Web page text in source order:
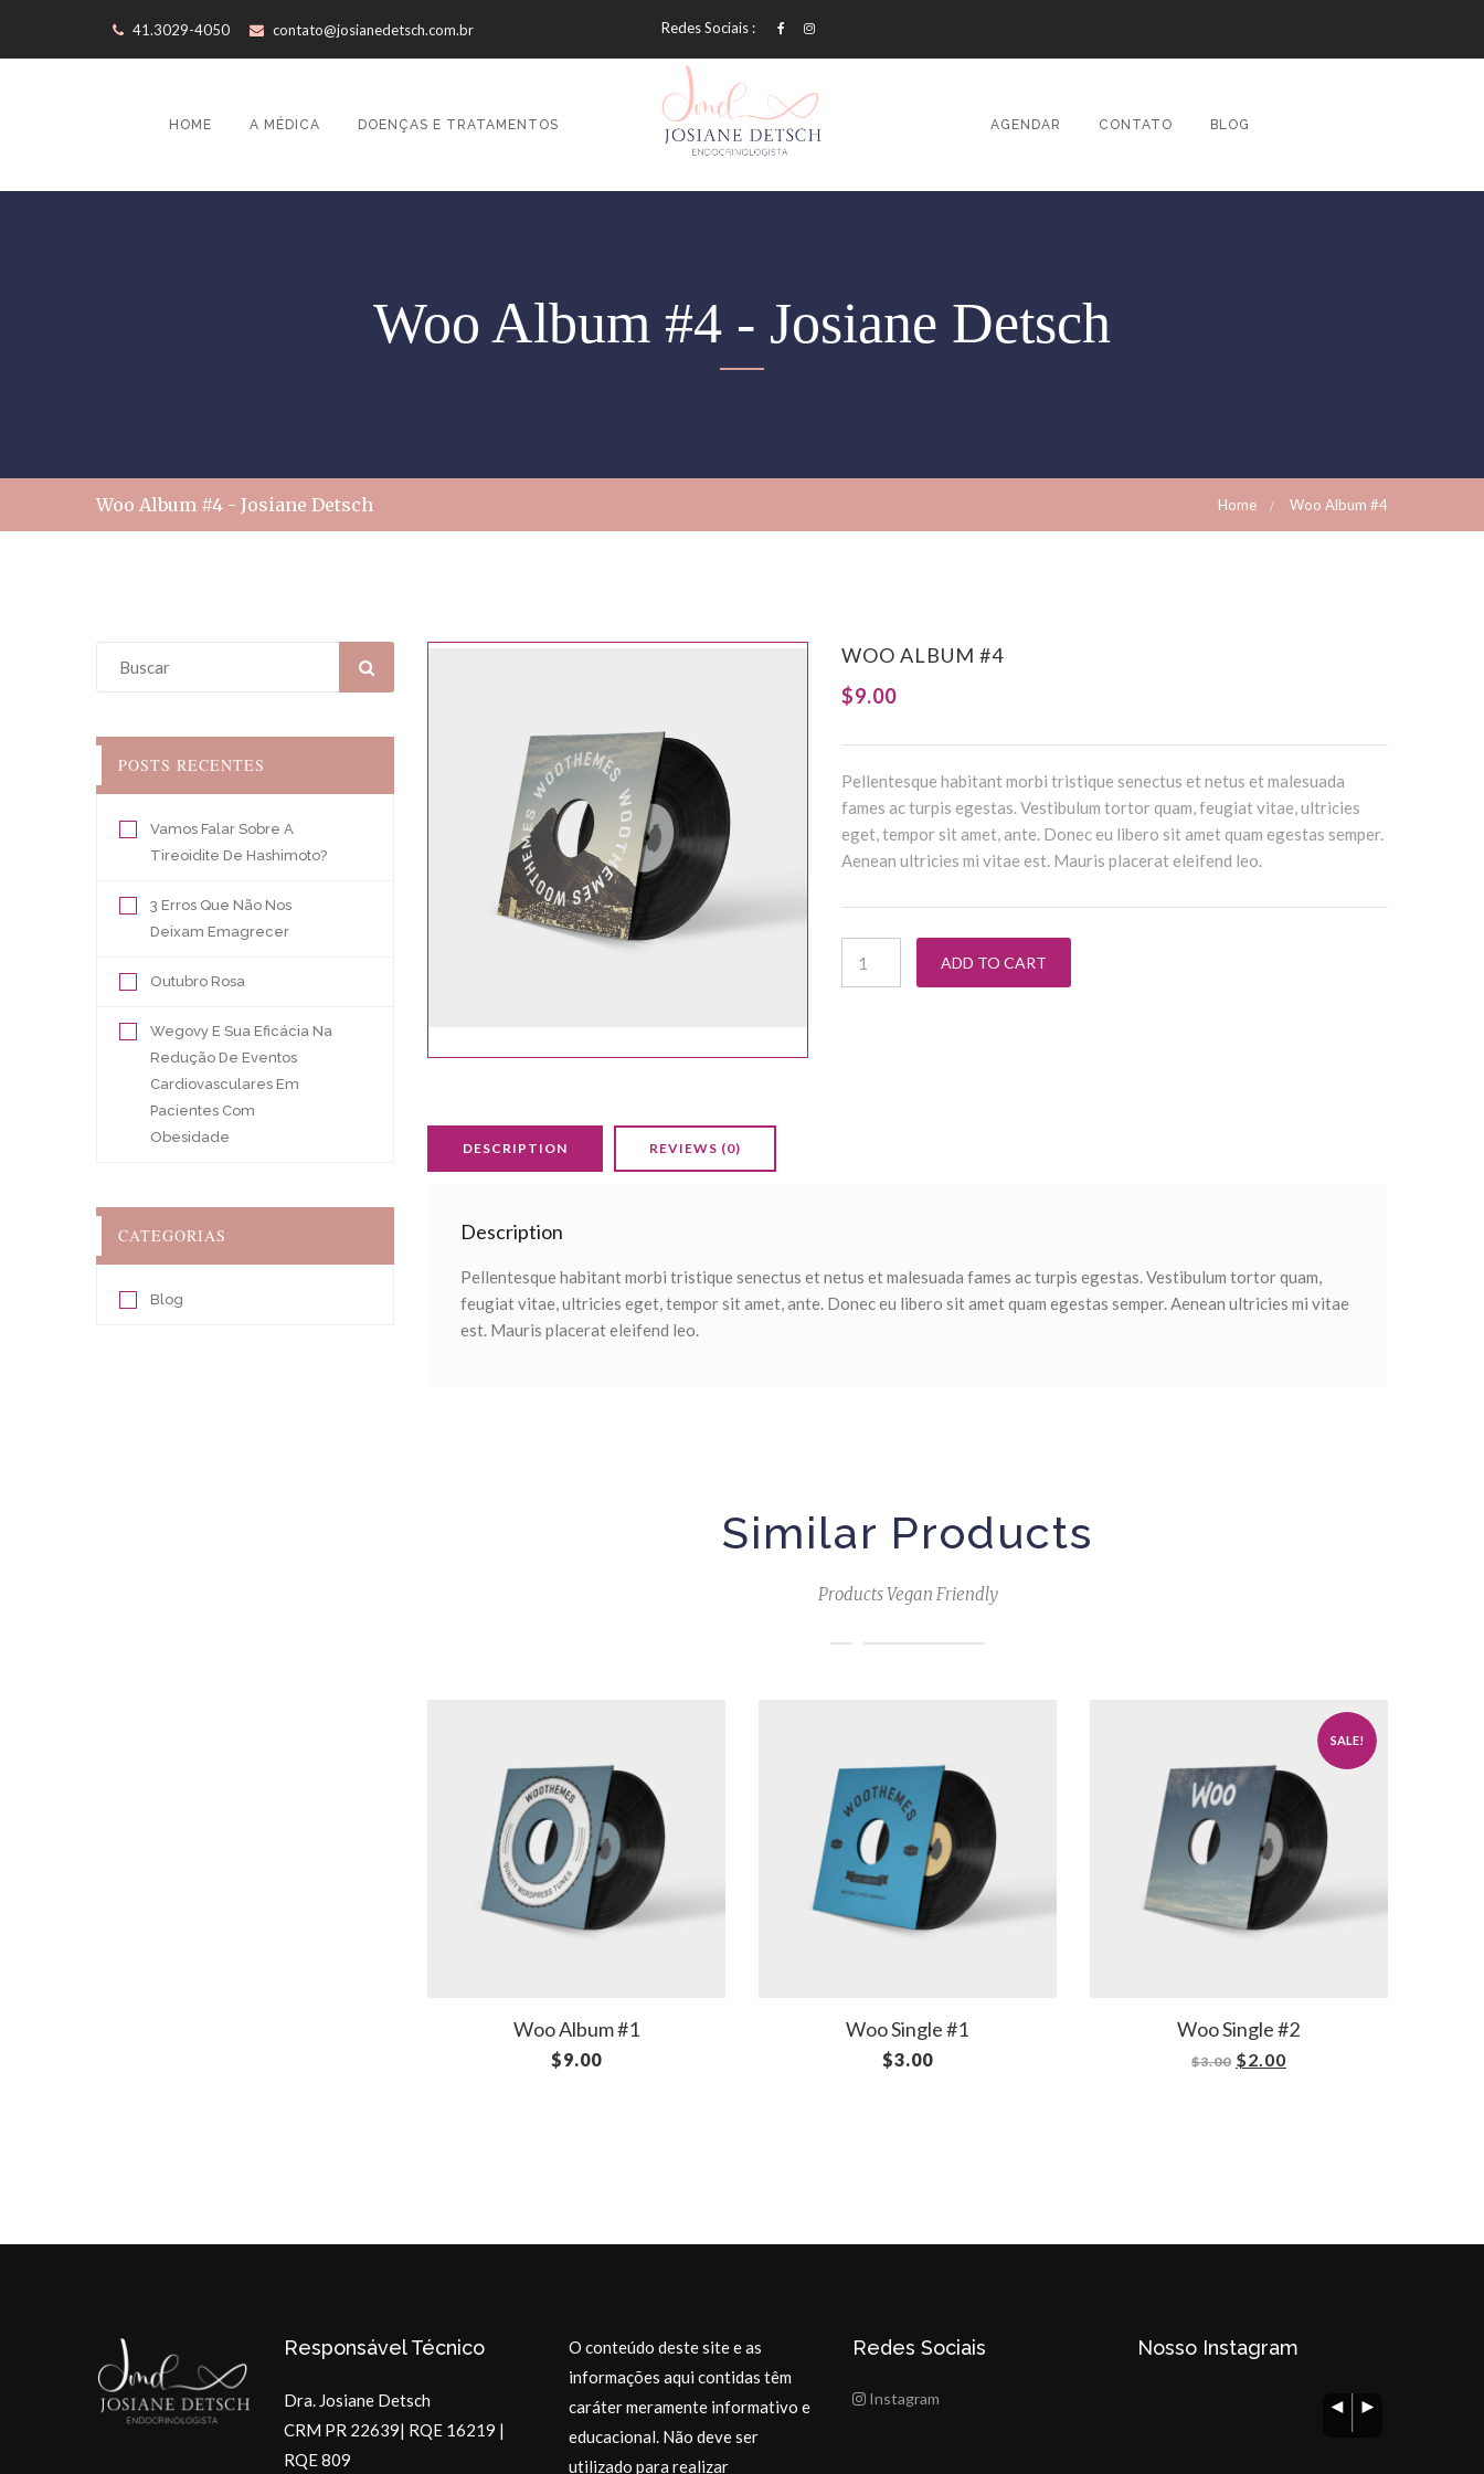
41.3029-4050 contato@josianedetsch.com.br Redes Sociais :
HOME A MÉDICA DOENÇAS E TRATAMENTOS AGENDAR CONTATO BLOG
Woo Album #4 - Josiane Detsch
Woo Album #4 - Josiane Detsch Home Woo Album #4
POSTS RECENTES
Vamos Falar Sobre A
Tireoidite De Hashimoto?
3 Erros Que Não Nos
Deixam Emagrecer
Outubro Rosa
Wegovy E Sua Eficácia Na
Redução De Eventos
Cardiovasculares Em
Pacientes Com
Obesidade
CATEGORIAS
Blog
WOO ALBUM #4
$9.00
Pellentesque habitant morbi tristique senectus et netus et malesuada
fames ac turpis egestas. Vestibulum tortor quam, feugiat vitae, ultricies
eget, tempor sit amet, ante. Donec eu libero sit amet quam egestas semper.
Aenean ultricies mi vitae est. Mauris placerat eleifend leo.
ADD TO CART
DESCRIPTION REVIEWS (0)
Description
Pellentesque habitant morbi tristique senectus et netus et malesuada fames ac turpis egestas. Vestibulum tortor quam,
feugiat vitae, ultricies eget, tempor sit amet, ante. Donec eu libero sit amet quam egestas semper. Aenean ultricies mi vitae
est. Mauris placerat eleifend leo.
Similar Products
Products Vegan Friendly
Woo Album #1
$9.00
Woo Single #1
$3.00
SALE!
Woo Single #2
$3.00 $2.00
Responsável Técnico
Dra. Josiane Detsch
CRM PR 22639| RQE 16219 |
RQE 809
O conteúdo deste site e as
informações aqui contidas têm
caráter meramente informativo e
educacional. Não deve ser
utilizado para realizar
Redes Sociais
Instagram
Nosso Instagram